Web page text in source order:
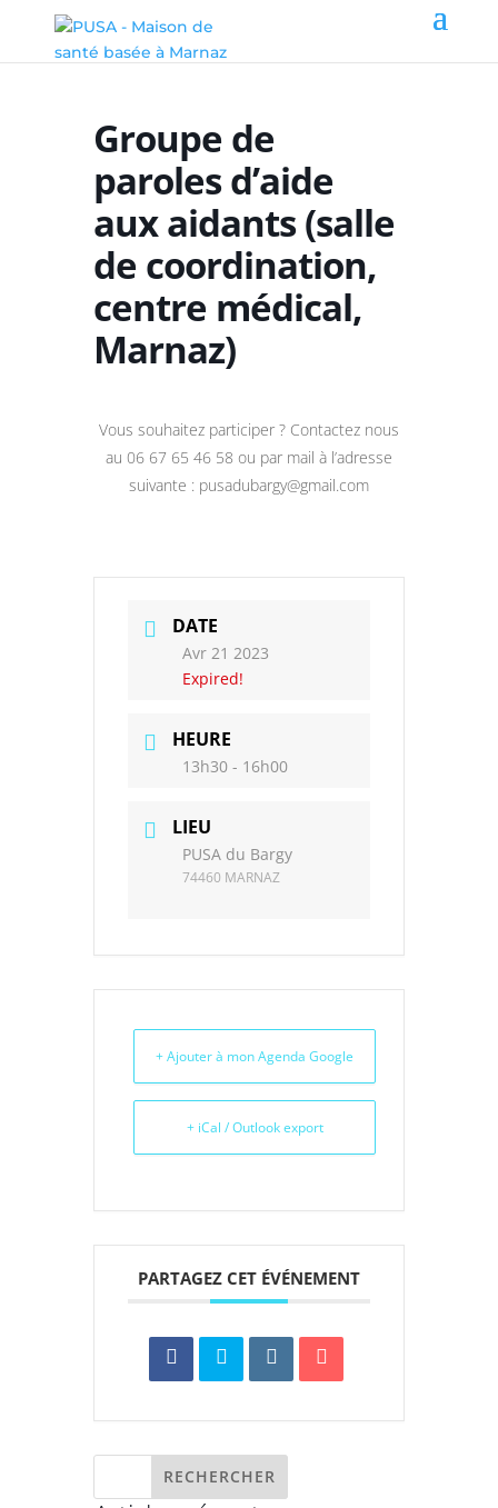
Groupe de
paroles d’aide
aux aidants (salle
de coordination,
centre médical,
Marnaz)
Vous souhaitez participer ? Contactez nous
au 06 67 65 46 58 ou par mail à l’adresse
suivante : pusadubargy@gmail.com
DATE
Avr 21 2023
Expired!
HEURE
13h30 - 16h00
LIEU
PUSA du Bargy
74460 MARNAZ
+ Ajouter à mon Agenda Google
+ iCal / Outlook export
PARTAGEZ CET ÉVÉNEMENT